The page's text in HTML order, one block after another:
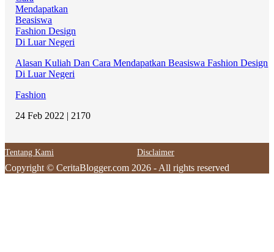
Alasan Kuliah Dan Cara Mendapatkan Beasiswa Fashion Design
Di Luar Negeri
Fashion
24 Feb 2022 | 2170
Tentang Kami Disclaimer
Copyright © CeritaBlogger.com 2026 - All rights reserved